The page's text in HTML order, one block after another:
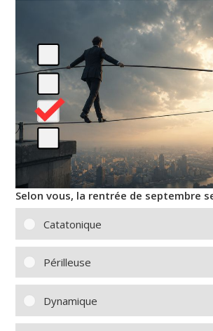
Selon vous, la rentrée de septembre
Catatonique
Périlleuse
Dynamique